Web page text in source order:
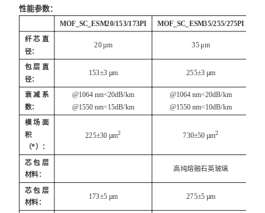
性能参数：
MOF_SC_ESM20/153/173PI MOF_SC_ESM35/255/275PI
纤芯直
径：
20 µm 35 μm
包层直
径：
153±3 µm 255±3 µm
衰减系
数：
@1064 nm<20dB/km
@1550 nm<15dB/km
@1064 nm<20dB/km
@1550 nm<10dB/km
模场面
积
（*）：
225±30 µm2 730±50 µm2
芯包层
材料：
高纯熔融石英玻璃
芯包层
材料：
173±5 µm 275±5 µm